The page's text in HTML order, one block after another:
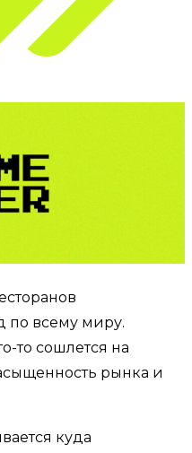
по всему миру.
то сошлется на
рынка и
куда